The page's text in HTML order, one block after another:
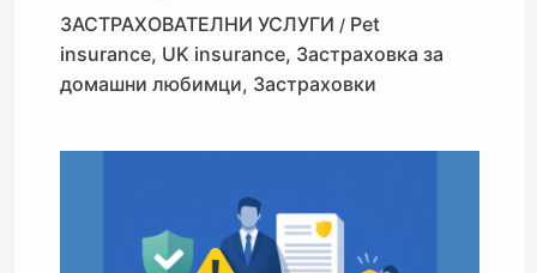
ЗАСТРАХОВАТЕЛНИ УСЛУГИ / Pet
insurance, UK insurance, Застраховка за
домашни любимци, Застраховки